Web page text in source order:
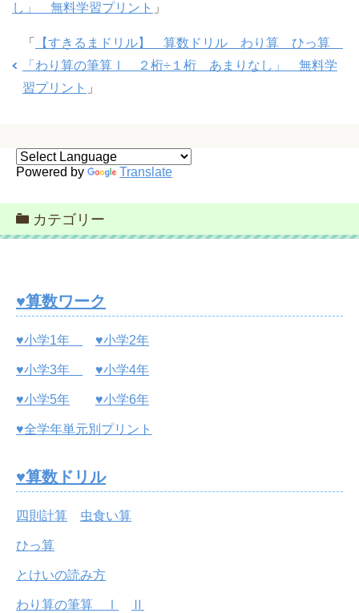
し」 無料学習プリント 」
「
【すきるまドリル】 算数ドリル わり算 ひっ算
「わり算の筆算Ⅰ ２桁÷１桁 あまりなし」 無料学
習プリント 」
Powered by Translate
カテゴリー
♥算数ワーク
♥小学1年 ♥小学2年
♥小学3年 ♥小学4年
♥小学5年 ♥小学6年
♥全学年単元別プリント
♥算数ドリル
四則計算 虫食い算
ひっ算
とけいの読み方
わり算の筆算 Ⅰ Ⅱ